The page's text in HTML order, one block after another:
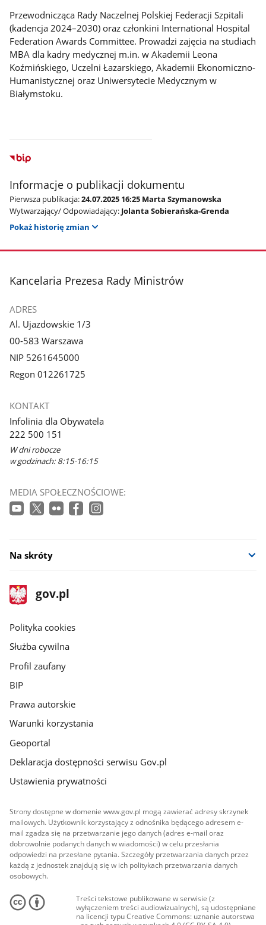
Przewodnicząca Rady Naczelnej Polskiej Federacji Szpitali
(kadencja 2024–2030) oraz członkini International Hospital
Federation Awards Committee. Prowadzi zajęcia na studiach
MBA dla kadry medycznej m.in. w Akademii Leona
Koźmińskiego, Uczelni Łazarskiego, Akademii Ekonomiczno-
Humanistycznej oraz Uniwersytecie Medycznym w
Białymstoku.
Informacje o publikacji dokumentu
Pierwsza publikacja:24.07.2025 16:25 Marta Szymanowska
Wytwarzający/ Odpowiadający: Jolanta Sobierańska-Grenda
Pokaż historię zmian
stopka
Kancelaria Prezesa Rady Ministrów
ADRES
Al. Ujazdowskie 1/3
00-583 Warszawa
NIP 5261645000
Regon 012261725
KONTAKT
Infolinia dla Obywatela
222 500 151
W dni robocze
w godzinach: 8:15-16:15
MEDIA SPOŁECZNOŚCIOWE:
Na skróty
stopka
gov.pl
Strona
gov.pl
gov.pl
Polityka cookies
Służba cywilna
Profil zaufany
BIP
Prawa autorskie
Warunki korzystania
Geoportal
Deklaracja dostępności serwisu Gov.pl
Ustawienia prywatności
Strony dostępne w domenie www.gov.pl mogą zawierać adresy skrzynek
mailowych. Użytkownik korzystający z odnośnika będącego adresem e-
mail zgadza się na przetwarzanie jego danych (adres e-mail oraz
dobrowolnie podanych danych w wiadomości) w celu przesłania
odpowiedzi na przesłane pytania. Szczegóły przetwarzania danych przez
każdą z jednostek znajdują się w ich politykach przetwarzania danych
osobowych.
Treści tekstowe publikowane w serwisie (z
wyłączeniem treści audiowizualnych), są udostępniane
na licencji typu Creative Commons: uznanie autorstwa